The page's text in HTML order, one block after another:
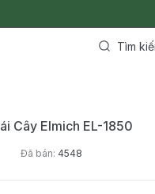
Tìm
Cây Elmich EL-1850
Đã bán:4548